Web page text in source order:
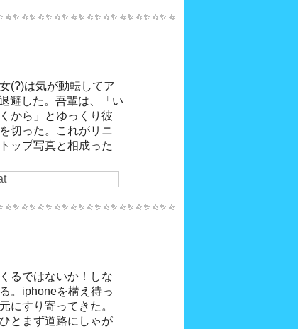
(?)は気が動転してア
避した。吾輩は、「い
から」とゆっくり彼
切った。これがリニ
ップ写真と相成った